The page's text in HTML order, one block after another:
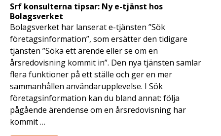
Srf konsulterna tipsar: Ny e-tjänst hos
Bolagsverket
Bolagsverket har lanserat e-tjänsten ”Sök
företagsinformation”, som ersätter den tidigare
tjänsten ”Söka ett ärende eller se om en
årsredovisning kommit in”. Den nya tjänsten samlar
flera funktioner på ett ställe och ger en mer
sammanhållen användarupplevelse. I Sök
företagsinformation kan du bland annat: följa
pågående ärendense om en årsredovisning har
kommit …